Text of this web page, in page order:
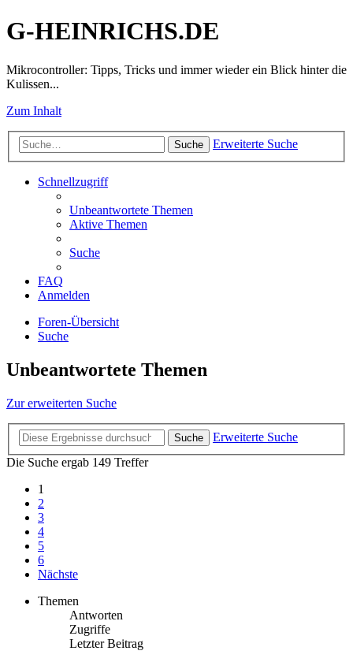
G-HEINRICHS.DE
Mikrocontroller: Tipps, Tricks und immer wieder ein Blick hinter die
Kulissen...
Zum Inhalt
Suche Erweiterte Suche
Schnellzugriff
Unbeantwortete Themen
Aktive Themen
Suche
FAQ
Anmelden
Foren-Übersicht
Suche
Unbeantwortete Themen
Zur erweiterten Suche
Suche
Erweiterte Suche
Die Suche ergab 149 Treffer
1
2
3
4
5
6
Nächste
Themen
Antworten
Zugriffe
Letzter Beitrag